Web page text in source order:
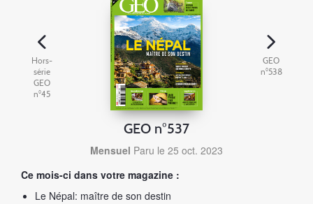
Hors-
série
GEO
n°45
GEO n°537
Mensuel Paru le 25 oct. 2023
Ce mois-ci dans votre magazine :
Le Népal: maître de son destin
GEO
n°538